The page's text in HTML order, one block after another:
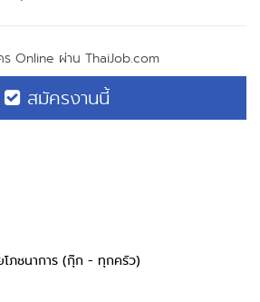
Online ผ่าน ThaiJob.com
สมัครงานนี้
ภชนาการ (กุ๊ก - ทุกครัว)